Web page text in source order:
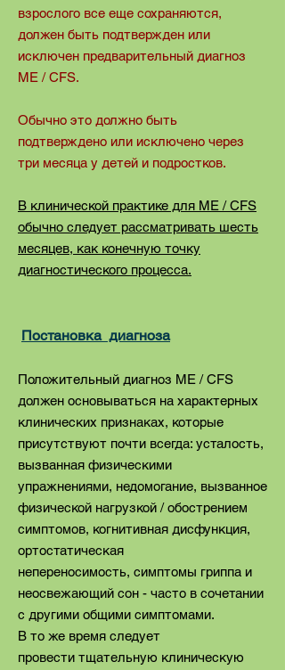
взрослого все еще сохраняются,
должен быть подтвержден или
исключен предварительный диагноз
ME / CFS.
Обычно это должно быть
подтверждено или исключено через
три месяца у детей и подростков.
В клинической практике для ME / CFS
обычно следует рассматривать шесть
месяцев, как конечную точку
диагностического процесса.
Постановка диагноза
Положительный диагноз ME / CFS
должен основываться на характерных
клинических признаках, которые
присутствуют почти всегда: усталость,
вызванная физическими
упражнениями, недомогание, вызванное
физической нагрузкой / обострением
симптомов, когнитивная дисфункция,
ортостатическая
непереносимость, симптомы гриппа и
неосвежающий сон - часто в сочетании
с другими общими симптомами.
В то же время следует
провести тщательную клиническую